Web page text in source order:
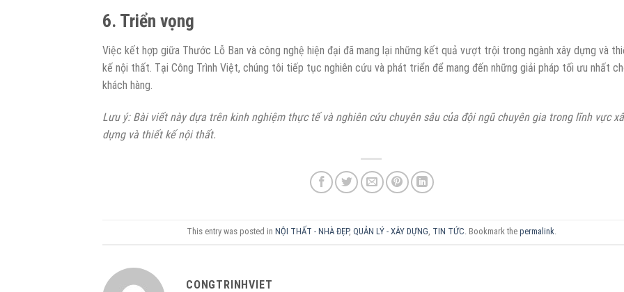
6. Triển vọng
Việc kết hợp giữa Thước Lỗ Ban và công nghệ hiện đại đã mang lại những kết quả vượt trội trong ngành xây dựng và
kế nội thất. Tại Công Trình Việt, chúng tôi tiếp tục nghiên cứu và phát triển để mang đến những giải pháp tối ưu nhất
khách hàng.
Lưu ý: Bài viết này dựa trên kinh nghiệm thực tế và nghiên cứu chuyên sâu của đội ngũ chuyên gia trong lĩnh vực
dựng và thiết kế nội thất.
This entry was posted in NỘI THẤT - NHÀ ĐẸP, QUẢN LÝ - XÂY DỰNG, TIN TỨC. Bookmark the permalink.
CONGTRINHVIET